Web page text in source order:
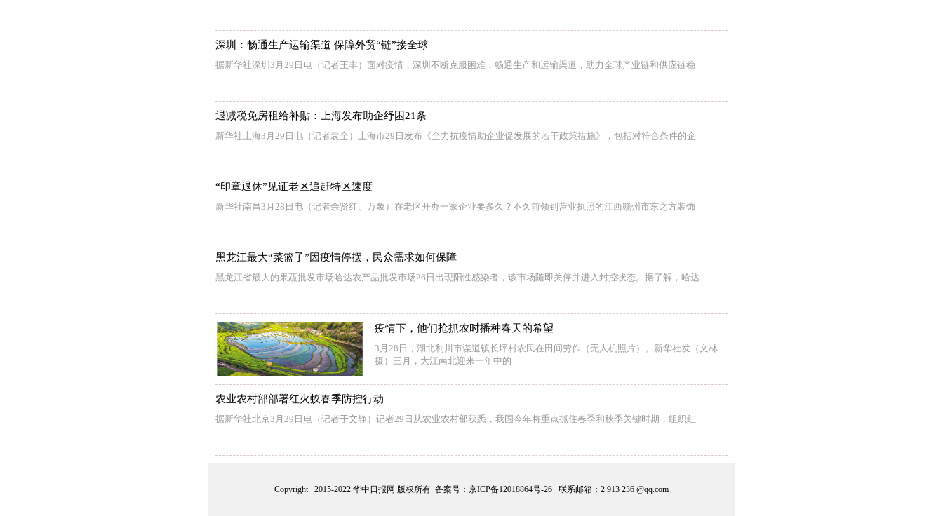
深圳：畅通生产运输渠道 保障外贸“链”接全球
据新华社深圳3月29日电（记者王丰）面对疫情，深圳不断克服困难，畅通生产和运输渠道，助力全球产业链和供应链稳
退减税免房租给补贴：上海发布助企纾困21条
新华社上海3月29日电（记者袁全）上海市29日发布《全力抗疫情助企业促发展的若干政策措施》，包括对符合条件的企
“印章退休”见证老区追赶特区速度
新华社南昌3月28日电（记者余贤红、万象）在老区开办一家企业要多久？不久前领到营业执照的江西赣州市东之方装饰
黑龙江最大“菜篮子”因疫情停摆，民众需求如何保障
黑龙江省最大的果蔬批发市场哈达农产品批发市场26日出现阳性感染者，该市场随即关停并进入封控状态。据了解，哈达
疫情下，他们抢抓农时播种春天的希望
3月28日，湖北利川市谋道镇长坪村农民在田间劳作（无人机照片）。新华社发（文林
摄）三月，大江南北迎来一年中的
农业农村部部署红火蚁春季防控行动
据新华社北京3月29日电（记者于文静）记者29日从农业农村部获悉，我国今年将重点抓住春季和秋季关键时期，组织红
Copyright 2015-2022 华中日报网 版权所有 备案号： 京ICP备12018864号-26 联系邮箱：2 913 236 @qq.com